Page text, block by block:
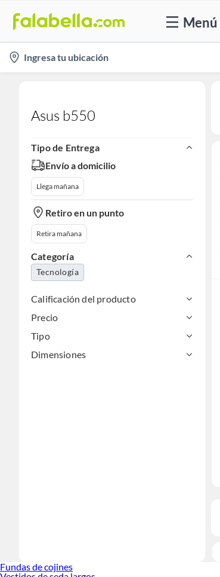
Menú
location-
icon
Ingresa tu ubicación
Asus b550
Tipo de Entrega
Envío a domicilio
Llega mañana
Retiro en un punto
Retira mañana
Categoría
Tecnología
Calificación del producto
Precio
Tipo
Dimensiones
Fundas de cojines